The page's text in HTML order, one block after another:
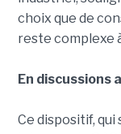
choix que de
reste complexe
En discussions
Ce dispositif, qui